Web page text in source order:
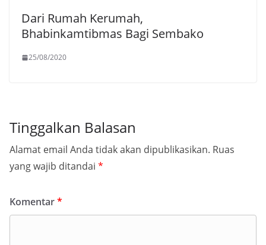
Dari Rumah Kerumah,
Bhabinkamtibmas Bagi Sembako
25/08/2020
Tinggalkan Balasan
Alamat email Anda tidak akan dipublikasikan. Ruas
yang wajib ditandai *
Komentar*